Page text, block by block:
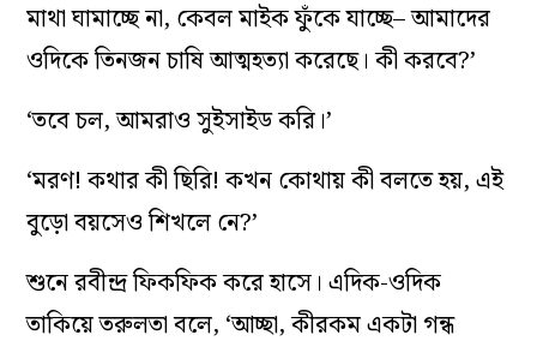
মাথা ঘামাচ্ছে না, কেবল মাইক ফুঁকে যাচ্ছে– আমাদের
ওদিকে তিনজন চাষি আত্মহত্যা করেছে। কী করবে?’
‘তবে চল, আমরাও সুইসাইড করি।’
‘মরণ! কথার কী ছিরি! কখন কোথায় কী বলতে হয়, এই
বুড়ো বয়সেও শিখলে নে?’
শুনে রবীন্দ্র ফিকফিক করে হাসে। এদিক-ওদিক
তাকিয়ে তরুলতা বলে, ‘আচ্ছা, কীরকম একটা গন্ধ